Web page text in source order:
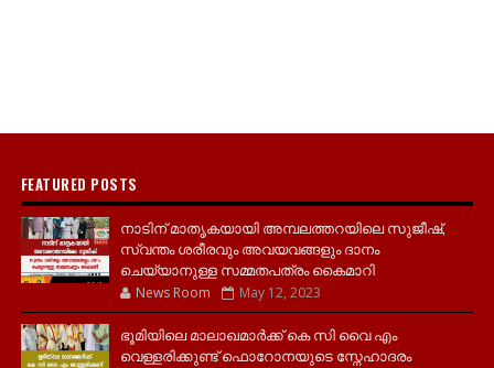
FEATURED POSTS
നാടിന് മാതൃകയായി അമ്പലത്തറയിലെ സുജീഷ്,
സ്വന്തം ശരീരവും അവയവങ്ങളും ദാനം
ചെയ്യാനുള്ള സമ്മതപത്രം കൈമാറി
News Room May 12, 2023
ഭൂമിയിലെ മാലാഖമാർക്ക് കെ സി വൈ എം
വെള്ളരിക്കുണ്ട് ഫൊറോനയുടെ സ്നേഹാദരം